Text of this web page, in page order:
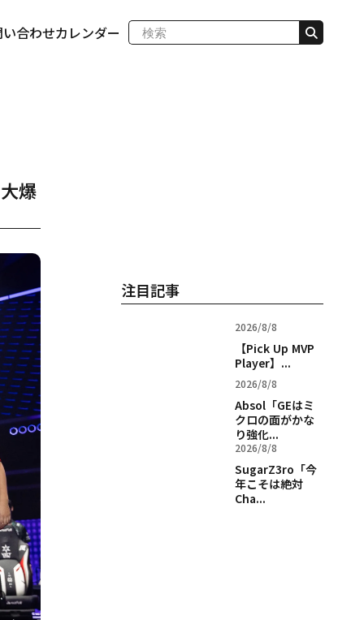
合わせカレンダー
爆
注目記事
2026/8/8
【Pick Up MVP
Player】...
2026/8/8
Absol「GEはミ
クロの面がかな
り強化...
2026/8/8
SugarZ3ro「今
年こそは絶対
Cha...